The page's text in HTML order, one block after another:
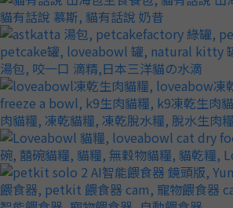
0
2
1
0
01
0
4
3
2
1
0
2
1
0
2
1
0
5
4
2
1
0